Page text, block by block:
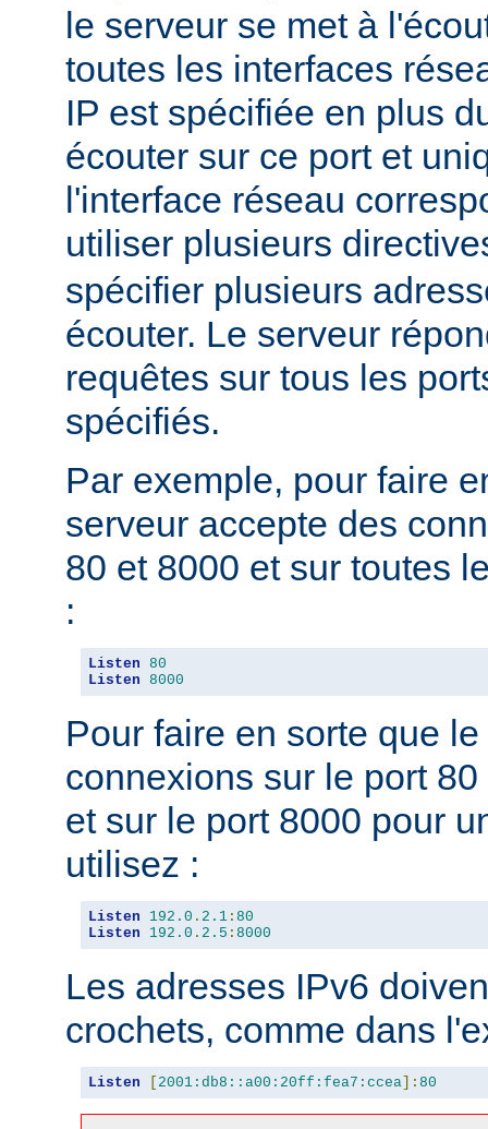
le serveur se met à
toutes les interfaces
IP est spécifiée en plus
écouter sur ce port et
l'interface réseau
utiliser plusieurs
spécifier plusieurs
écouter. Le serveur
requêtes sur tous les
spécifiés.
Par exemple, pour faire
serveur accepte des
80 et 8000 et sur toutes
:
Listen 80
Listen 8000
Pour faire en sorte que
connexions sur le port
et sur le port 8000 pour
utilisez :
Listen 192.0 . 2.1 : 80
Listen
192.0 . 2.5 : 8000
Les adresses IPv6
crochets, comme dans
Listen [ 2001:db8::a00:20ff:fea7:ccea]: 80